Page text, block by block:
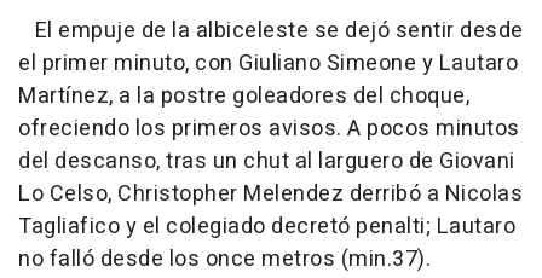
El empuje de la albiceleste se dejó sentir desde
el primer minuto, con Giuliano Simeone y Lautaro
Martínez, a la postre goleadores del choque,
ofreciendo los primeros avisos. A pocos minutos
del descanso, tras un chut al larguero de Giovani
Lo Celso, Christopher Melendez derribó a Nicolas
Tagliafico y el colegiado decretó penalti; Lautaro
no falló desde los once metros (min.37).